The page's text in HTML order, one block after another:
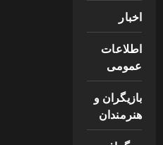
اخبار
اطلاعات
عمومی
بازیگران و
هنرمندان